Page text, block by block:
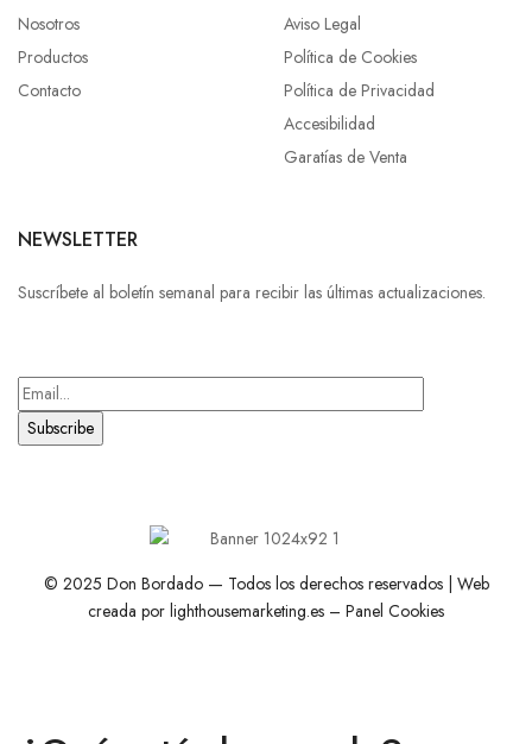
Nosotros
Productos
Contacto
Aviso Legal
Política de Cookies
Política de Privacidad
Accesibilidad
Garatías de Venta
NEWSLETTER
Suscríbete al boletín semanal para recibir las últimas actualizaciones.
© 2025 Don Bordado — Todos los derechos reservados | Web
creada por lighthousemarketing.es – Panel Cookies